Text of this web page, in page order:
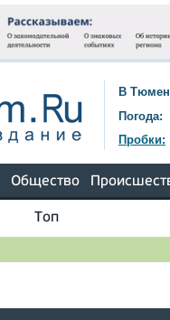
В
Погода:
Пробки:
Общество
Топ